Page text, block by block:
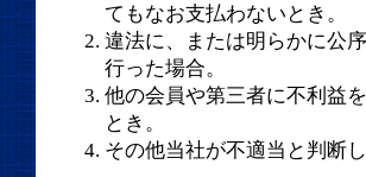
てもなお支払わないとき。
違法に、または明らかに公
行った場合。
他の会員や第三者に不利益
とき。
その他当社が不適当と判断